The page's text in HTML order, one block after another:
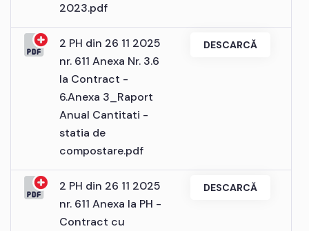
2023.pdf
2 PH din 26 11 2025
nr. 611 Anexa Nr. 3.6
la Contract -
6.Anexa 3_Raport
Anual Cantitati -
statia de
compostare.pdf
DESCARCĂ
2 PH din 26 11 2025
nr. 611 Anexa la PH -
Contract cu
DESCARCĂ